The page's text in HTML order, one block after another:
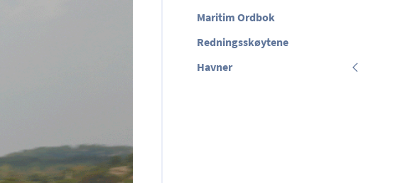
Maritim Ordbok
Redningsskøytene
Havner